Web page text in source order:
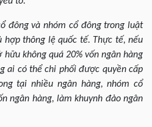
đông và nhóm cổ đông trong luật
hợp thông lệ quốc tế. Thực tế, nếu
không quá 20% vốn ngân hàng
ai có thể chi phối được quyền cấp
tại nhiều ngân hàng, nhóm cổ
ngân hàng, làm khuynh đảo ngân